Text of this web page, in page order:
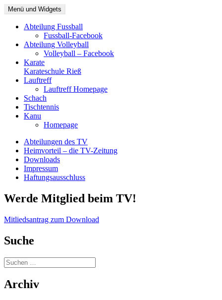
Zum
Inhalt
springen
TV Riedenburg
Portalseite
Menü und Widgets
Abteilung Fussball
Fussball-Facebook
Abteilung Volleyball
Volleyball – Facebook
Karate
Karateschule Rieß
Lauftreff
Lauftreff Homepage
Schach
Tischtennis
Kanu
Homepage
Abteilungen des TV
Heimvorteil – die TV-Zeitung
Downloads
Impressum
Haftungsausschluss
Werde Mitglied beim TV!
Mitliedsantrag zum Download
Suche
Suchen
nach:
Archiv